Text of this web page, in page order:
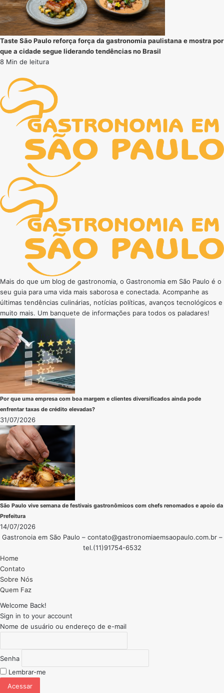
Taste São Paulo reforça força da gastronomia paulistana e mostra por
que a cidade segue liderando tendências no Brasil
8 Min de leitura
Mais do que um blog de gastronomia, o Gastronomia em São Paulo é o
seu guia para uma vida mais saborosa e conectada. Acompanhe as
últimas tendências culinárias, notícias políticas, avanços tecnológicos e
muito mais. Um banquete de informações para todos os paladares!
Por que uma empresa com boa margem e clientes diversificados ainda pode
enfrentar taxas de crédito elevadas?
31/07/2026
São Paulo vive semana de festivais gastronômicos com chefs renomados e apoio da
Prefeitura
14/07/2026
Gastronoia em São Paulo – contato@gastronomiaemsaopaulo.com.br–
tel.(11)91754-6532
Home
Contato
Sobre Nós
Quem Faz
Welcome Back!
Sign in to your account
Nome de usuário ou endereço de e-mail
Senha
Lembrar-me